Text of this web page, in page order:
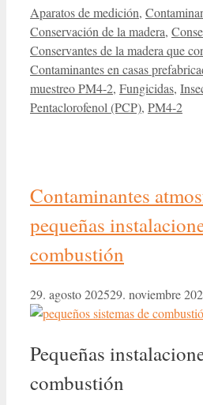
Categorías
Aparatos de medición,
Conservación de la madera,
Conservantes de la madera que
Contaminantes en casas
muestreo PM4-2, Fungicidas,
Pentaclorofenol (PCP), PM4-2
Contaminantes
pequeñas
combustión
29. agosto 202529. noviembre
Pequeñas
combustión